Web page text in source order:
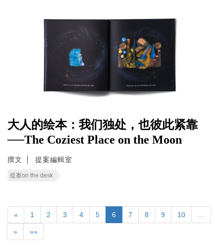
大人的绘本：我们独处，也彼此紧靠
──The Coziest Place on the Moon
撰文 提案編輯室
提案on the desk
« 1 2 3 4 5 6 7 8 9 10
» »»